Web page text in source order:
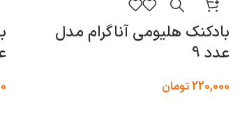
بادکنک هلیومی آناگرام مدل
عدد 9
220,000تومان